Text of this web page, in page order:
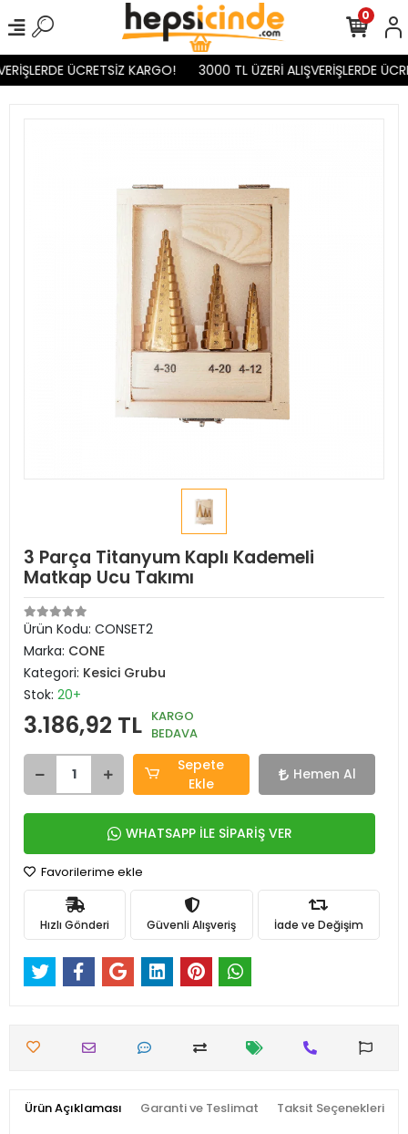
ÜCRETSİZ KARGO! 3000 TL ÜZERİ ALIŞVERİŞLERDE
0
3 Parça Titanyum Kaplı Kademeli
Matkap Ucu Takımı
Ürün Kodu: CONSET2
Marka: CONE
Kategori: Kesici Grubu
Stok: 20+
3.186,92 TL KARGO
BEDAVA
Sepete
Ekle
Hemen Al
WHATSAPP İLE SİPARİŞ VER
Favorilerime ekle
Hızlı Gönderi Güvenli Alışveriş İade ve Değişim
Ürün Açıklaması Garanti ve Teslimat Taksit Seçenekleri